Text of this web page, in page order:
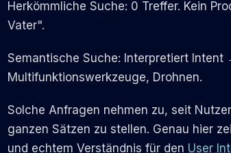
Herkömmliche Suche: 0 Treffer. Kein
Vater".
Semantische Suche: Interpretiert
Multifunktionswerkzeuge, Drohnen.
Solche Anfragen nehmen zu, seit
ganzen Sätzen zu stellen. Genau hier
und echtem Verständnis für den User